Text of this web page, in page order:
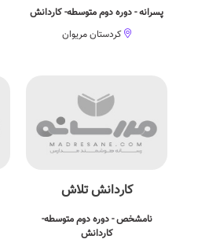
پسرانه - دوره دوم متوسطه- کاردانش
کردستان مریوان
کاردانش تلاش
نامشخص - دوره دوم متوسطه-
کاردانش